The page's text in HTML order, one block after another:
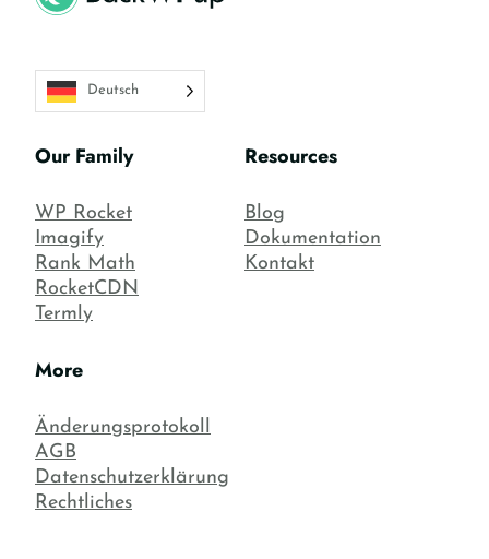
Deutsch
Our Family
WP Rocket
Imagify
Rank Math
RocketCDN
Termly
Resources
Blog
Dokumentation
Kontakt
More
Änderungsprotokoll
AGB
Datenschutzerklärung
Rechtliches